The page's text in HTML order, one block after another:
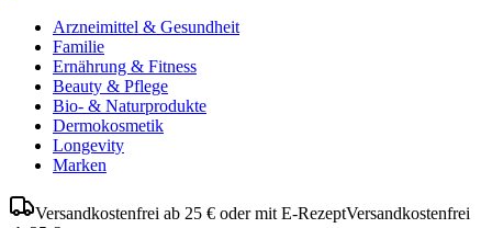
Arzneimittel & Gesundheit
Familie
Ernährung & Fitness
Beauty & Pflege
Bio- & Naturprodukte
Dermokosmetik
Longevity
Marken
Versandkostenfrei ab 25 € oder mit E-RezeptVersandkostenfrei